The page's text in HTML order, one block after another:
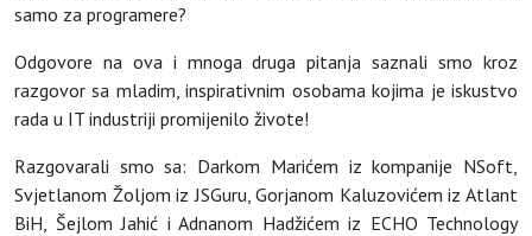
samo za programere?
Odgovore na ova i mnoga druga pitanja saznali smo kroz
razgovor sa mladim, inspirativnim osobama kojima je iskustvo
rada u IT industriji promijenilo živote!
Razgovarali smo sa: Darkom Marićem iz kompanije NSoft,
Svjetlanom Žoljom iz JSGuru, Gorjanom Kaluzovićem iz Atlant
BiH, Šejlom Jahić i Adnanom Hadžićem iz ECHO Technology